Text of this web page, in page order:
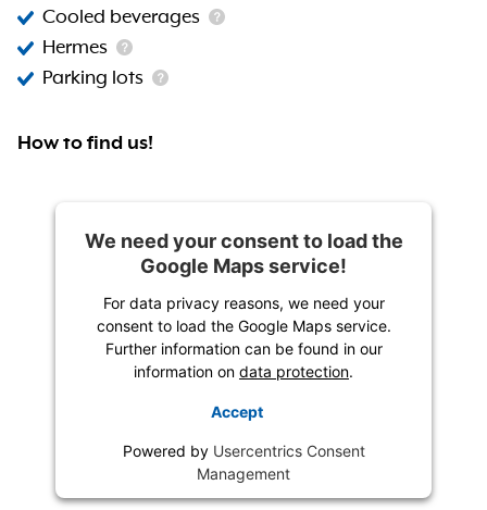
Cooled beverages
Hermes
Parking lots
How to find us!
We need your consent to load the
Google Maps service!
For data privacy reasons, we need your
consent to load the Google Maps service.
Further information can be found in our
information on data protection.
Accept
Powered by Usercentrics Consent
Management